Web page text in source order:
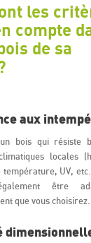
les
compte
de sa
aux
un bois qui résiste
locales
température, UV,
être
que vous choisirez.